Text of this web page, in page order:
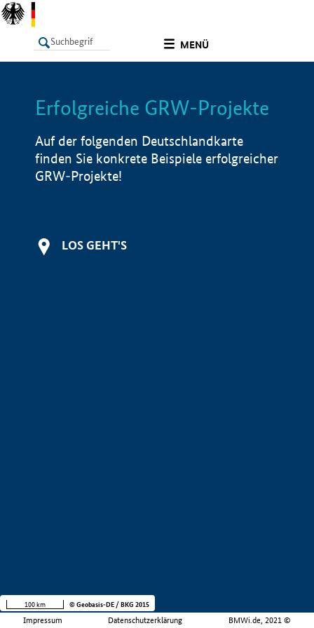
MENÜ
LISTE Info
Erfolgreiche GRW-Projekte
Auf der folgenden Deutschlandkarte
finden Sie konkrete Beispiele erfolgreicher
GRW-Projekte!
LOS GEHT'S
Impressum Datenschutzerklärung BMWi.de, 2021 ©
100 km © Geobasis-DE / BKG 2015